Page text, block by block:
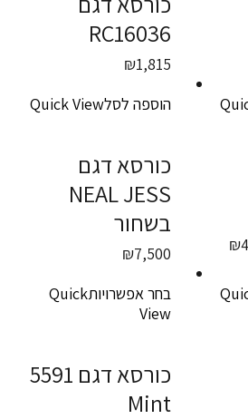
RC16036
₪1,815
₪
עד
הוספה לסלQuick View
כורסא דגם
NEAL JESS
בשחור
₪7,500
בחר אפשרויותQuick
View
כורסא דגם 5591
Mint